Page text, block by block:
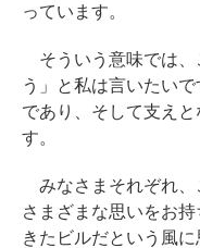
っています。
そういう意味では、
う」と私は言いたい
であり、そして支え
す。
みなさまそれぞれ、
さまざまな思いをお
きたビルだという風に